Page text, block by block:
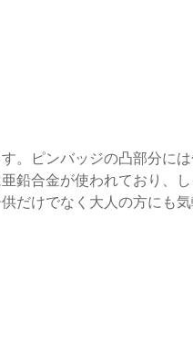
。ピンバッジの凸部分に
鉛合金が使われており、
だけでなく大人の方にも